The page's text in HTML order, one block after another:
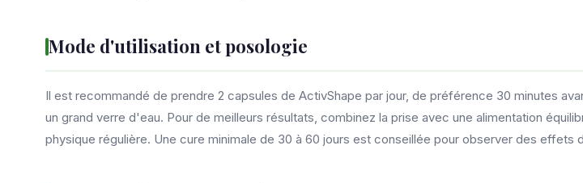
Mode d'utilisation et posologie
Il est recommandé de prendre 2 capsules de ActivShape par jour, de préférence 30 minutes
un grand verre d'eau. Pour de meilleurs résultats, combinez la prise avec une alimentation
physique régulière. Une cure minimale de 30 à 60 jours est conseillée pour observer des effets